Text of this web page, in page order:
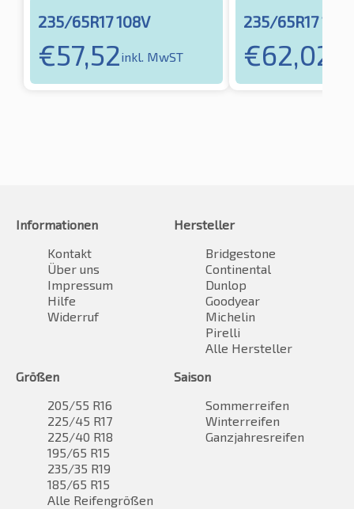
235/65R17 108V
€57,52inkl. MwST
235/65R17
€62,02
Informationen
Kontakt
Über uns
Impressum
Hilfe
Widerruf
Hersteller
Bridgestone
Continental
Dunlop
Goodyear
Michelin
Pirelli
Alle Hersteller
Größen
205/55 R16
225/45 R17
225/40 R18
195/65 R15
235/35 R19
185/65 R15
Alle Reifengrößen
Saison
Sommerreifen
Winterreifen
Ganzjahresreifen